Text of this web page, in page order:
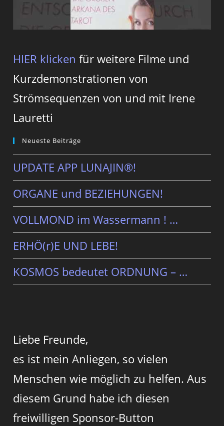
HIER klicken für weitere Filme und
Kurzdemonstrationen von
Strömsequenzen von und mit Irene
Lauretti
Neueste Beiträge
UPDATE APP LUNAJIN®!
ORGANE und BEZIEHUNGEN!
VOLLMOND im Wassermann ! …
ERHÖ(r)E UND LEBE!
KOSMOS bedeutet ORDNUNG – …
Liebe Freunde,
es ist mein Anliegen, so vielen
Menschen wie möglich zu helfen. Aus
diesem Grund habe ich diesen
freiwilligen Sponsor-Button